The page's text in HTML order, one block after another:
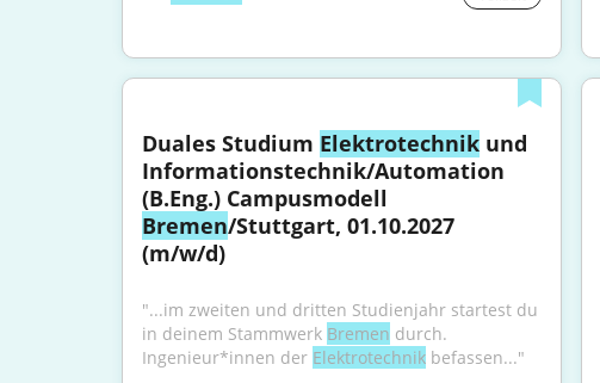
Duales Studium Elektrotechnik und
Informationstechnik/Automation
Bremen/Stuttgart, 01.10.2027
(m/w/d)
"...im zweiten und dritten Studienjahr startest du
in deinem Stammwerk Bremen durch.
Ingenieur*innen der Elektrotechnik befassen..."